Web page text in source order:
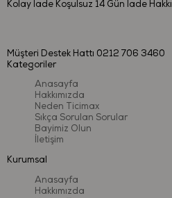
Kolay İade Koşulsuz 14 Gün İade Hakkı
Müşteri Destek Hattı 0212 706 3460
Kategoriler
Anasayfa
Hakkımızda
Neden Ticimax
Sıkça Sorulan Sorular
Bayimiz Olun
İletişim
Kurumsal
Anasayfa
Hakkımızda